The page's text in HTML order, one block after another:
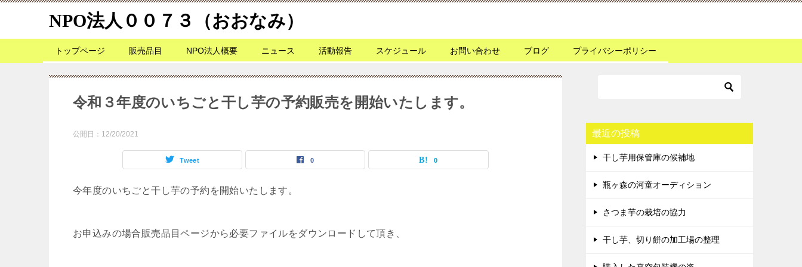
NPO法人００７３（おおなみ）
トップページ 販売品目 NPO法人概要 ニュース 活動報告 スケジュール お問い合わせ ブログ プライバシーポリシー
令和３年度のいちごと干し芋の予約販売を開始いたします。
公開日： 12/20/2021
Tweet 0 0
今年度のいちごと干し芋の予約を開始いたします。
お申込みの場合販売品目ページから必要ファイルをダウンロードして頂き、
最近の投稿
干し芋用保管庫の候補地
瓶ヶ森の河童オーディション
さつま芋の栽培の協力
干し芋、切り餅の加工場の整理